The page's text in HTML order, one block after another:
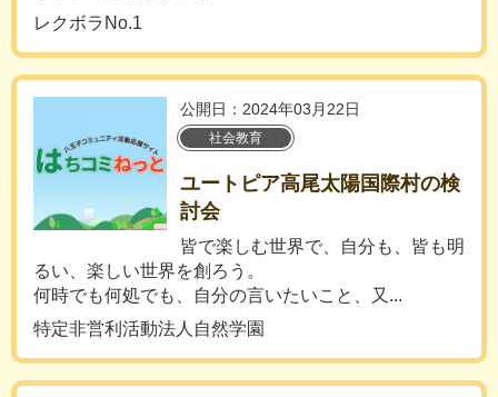
レクボラNo.1
公開日：2024年03月22日
社会教育
ユートピア高尾太陽国際村の検
討会
皆で楽しむ世界で、自分も、皆も明
るい、楽しい世界を創ろう。
何時でも何処でも、自分の言いたいこと、又...
特定非営利活動法人自然学園